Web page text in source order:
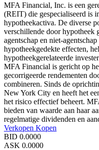
MFA Financial, Inc. is een
(REIT) die gespecialiseerd is
hypotheekactiva. De diverse
verschillende door hypotheek
agentschap en niet-
hypotheekgedekte effecten,
hypotheekgerelateerde
MFA Financial is gericht op
gecorrigeerde rendementen
combineren. Sinds de
New York City en heeft het
het risico effectief beheert.
bieden van waarde aan haar
regelmatige dividenden en
Verkopen Kopen
BID 0.0000
ASK 0.0000